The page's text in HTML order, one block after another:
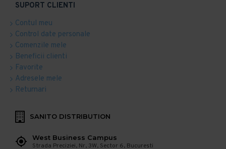
SUPORT CLIENTI
Contul meu
Control date personale
Comenzile mele
Beneficii clienti
Favorite
Adresele mele
Returnari
SANITO DISTRIBUTION
West Business Campus
Strada Preciziei, Nr, 3W, Sector 6, Bucuresti